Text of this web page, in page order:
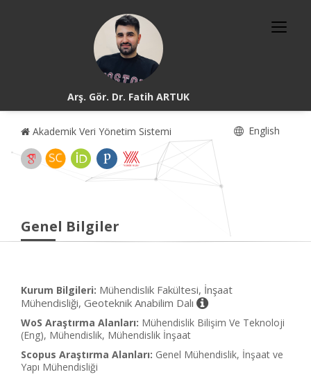
Arş. Gör. Dr. Fatih ARTUK
Akademik Veri Yönetim Sistemi English
Genel Bilgiler
Kurum Bilgileri: Mühendislik Fakültesi, İnşaat
Mühendisliği, Geoteknik Anabilim Dalı
WoS Araştırma Alanları: Mühendislik Bilişim Ve Teknoloji
(Eng), Mühendislik, Mühendislik İnşaat
Scopus Araştırma Alanları: Genel Mühendislik, İnşaat ve
Yapı Mühendisliği